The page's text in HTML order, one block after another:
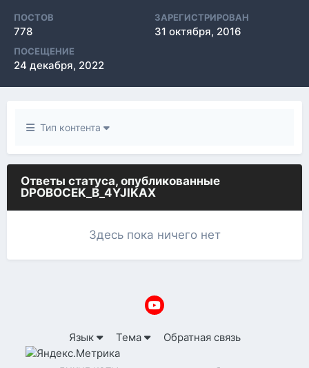
ПОСТОВ
778
ЗАРЕГИСТРИРОВАН
31 октября, 2016
ПОСЕЩЕНИЕ
24 декабря, 2022
Тип контента
Ответы статуса, опубликованные
DPOBOCEK_B_4YJIKAX
Здесь пока ничего нет
Язык Тема Обратная связь